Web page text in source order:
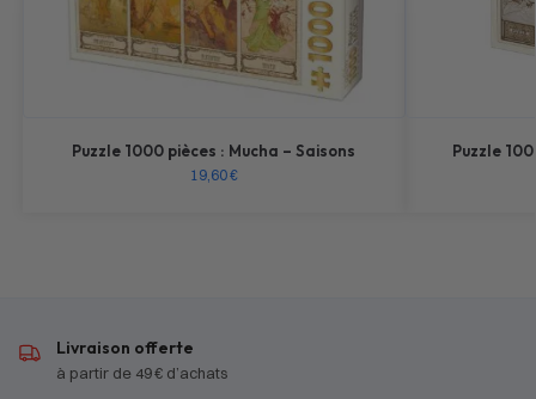
Puzzle 1000 pièces : Mucha – Saisons
19,60€
Puzzle
Livraison offerte
à partir de 49 € d’achats